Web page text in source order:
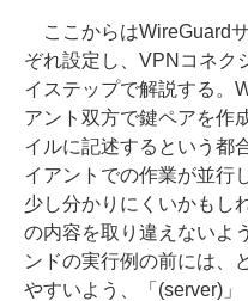
ここからはWireGuard
ぞれ設定し、VPNコネク
イステップで解説する。
アント双方で鍵ペアを作
イルに記述するという都
イアントでの作業が並行
少し分かりにくいかもし
の内容を取り違えないよ
ンドの実行例の前には、
やすいよう、「(server)